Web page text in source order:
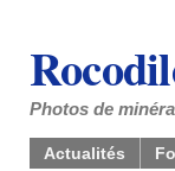
Photos de
Actualités